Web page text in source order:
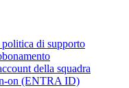
di supporto
della squadra
on (ENTRA ID)